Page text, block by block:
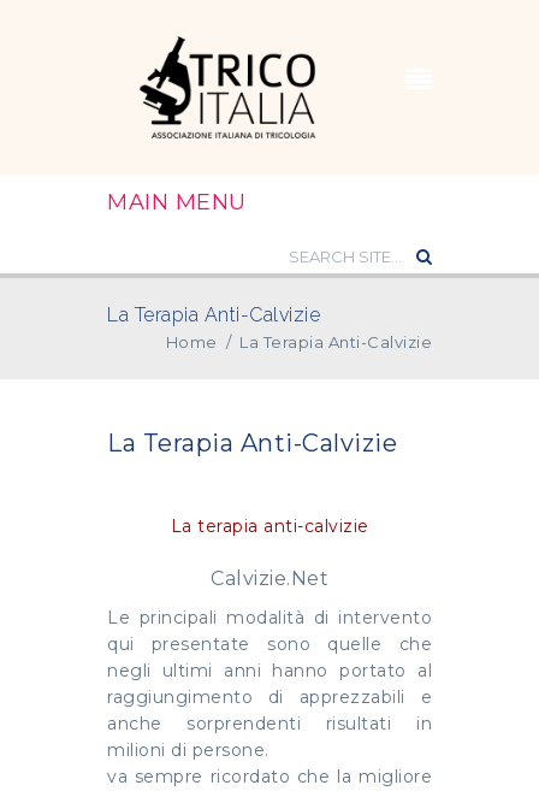
MAIN MENU
La Terapia Anti-Calvizie
Home / La Terapia Anti-Calvizie
La Terapia Anti-Calvizie
La terapia anti-calvizie
Calvizie.Net
Le principali modalità di intervento
qui presentate sono quelle che
negli ultimi anni hanno portato al
raggiungimento di apprezzabili e
anche sorprendenti risultati in
milioni di persone.
va sempre ricordato che la migliore